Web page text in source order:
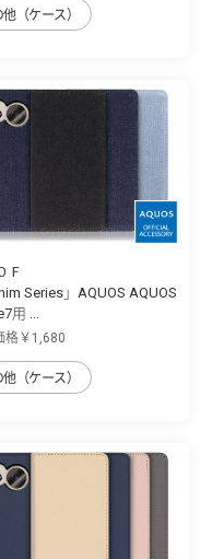
（ケース）
Ｆ
Series」AQUOS AQUOS
用 ...
格￥1,680
（ケース）